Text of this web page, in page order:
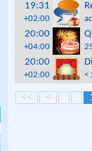
19:31
+02:00
20:00
+04:00
20:00
+02:00 <
<< <